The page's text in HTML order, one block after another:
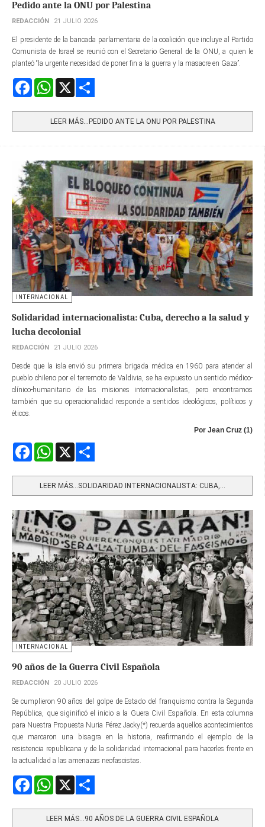
Pedido ante la ONU por Palestina
REDACCIÓN 21 JULIO 2026
El presidente de la bancada parlamentaria de la coalición que incluye al Partido
Comunista de Israel se reunió con el Secretario General de la ONU, a quien le
planteó “la urgente necesidad de poner fin a la guerra y la masacre en Gaza”.
FacebookWhatsApp
LEER MÁS…PEDIDO ANTE LA ONU POR PALESTINA
INTERNACIONAL
Solidaridad internacionalista: Cuba, derecho a la salud y
lucha decolonial
REDACCIÓN 21 JULIO 2026
Desde que la isla envió su primera brigada médica en 1960 para atender al
pueblo chileno por el terremoto de Valdivia, se ha expuesto un sentido médico-
clínico-humanitario de las misiones internacionalistas, pero encontramos
también que su operacionalidad responde a sentidos ideológicos, políticos y
éticos.
Por Jean Cruz (1)
FacebookWhatsApp
LEER MÁS…SOLIDARIDAD INTERNACIONALISTA: CUBA,...
INTERNACIONAL
90 años de la Guerra Civil Española
REDACCIÓN 20 JULIO 2026
Se cumplieron 90 años del golpe de Estado del franquismo contra la Segunda
República, que siginificó el inicio a la Guera Civil Española. En esta columna
para Nuestra Propuesta Nuria Pérez Jacky(*) recuerda aquellos acontecimientos
que marcaron una bisagra en la historia, reafirmando el ejemplo de la
resistencia republicana y de la solidaridad internacional para hacerles frente en
la actualidad a las amenazas neofascistas.
FacebookWhatsApp
LEER MÁS…90 AÑOS DE LA GUERRA CIVIL ESPAÑOLA